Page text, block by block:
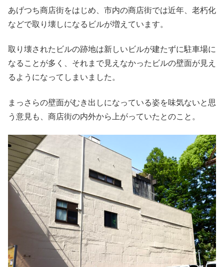
あげつち商店街をはじめ、市内の商店街では近年、老朽化
などで取り壊しになるビルが増えています。
取り壊されたビルの跡地は新しいビルが建たずに駐車場に
なることが多く、それまで見えなかったビルの壁面が見え
るようになってしまいました。
まっさらの壁面がむき出しになっている姿を味気ないと思
う意見も、商店街の内外から上がっていたとのこと。